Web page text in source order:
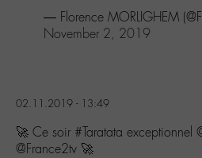
— Florence MORLIGHEM
November 2, 2019
02.11.2019 - 13:49
🚀 Ce soir #Taratata exceptionnel
@France2tv 🚀